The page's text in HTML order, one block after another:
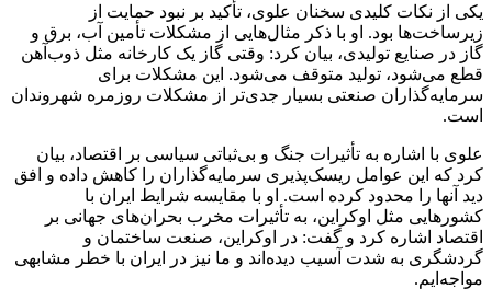
یکی از نکات کلیدی سخنان علوی، تأکید بر نبود حمایت از
زیرساخت‌ها بود. او با ذکر مثال‌هایی از مشکلات تأمین آب، برق و
گاز در صنایع تولیدی، بیان کرد: وقتی گاز یک کارخانه مثل ذوب‌آهن
قطع می‌شود، تولید متوقف می‌شود. این مشکلات برای
سرمایه‌گذاران صنعتی بسیار جدی‌تر از مشکلات روزمره شهروندان
است.
علوی با اشاره به تأثیرات جنگ و بی‌ثباتی سیاسی بر اقتصاد، بیان
کرد که این عوامل ریسک‌پذیری سرمایه‌گذاران را کاهش داده و افق
دید آنها را محدود کرده است. او با مقایسه شرایط ایران با
کشورهایی مثل اوکراین، به تأثیرات مخرب بحران‌های جهانی بر
اقتصاد اشاره کرد و گفت: در اوکراین، صنعت ساختمان و
گردشگری به شدت آسیب دیده‌اند و ما نیز در ایران با خطر مشابهی
مواجه‌ایم.